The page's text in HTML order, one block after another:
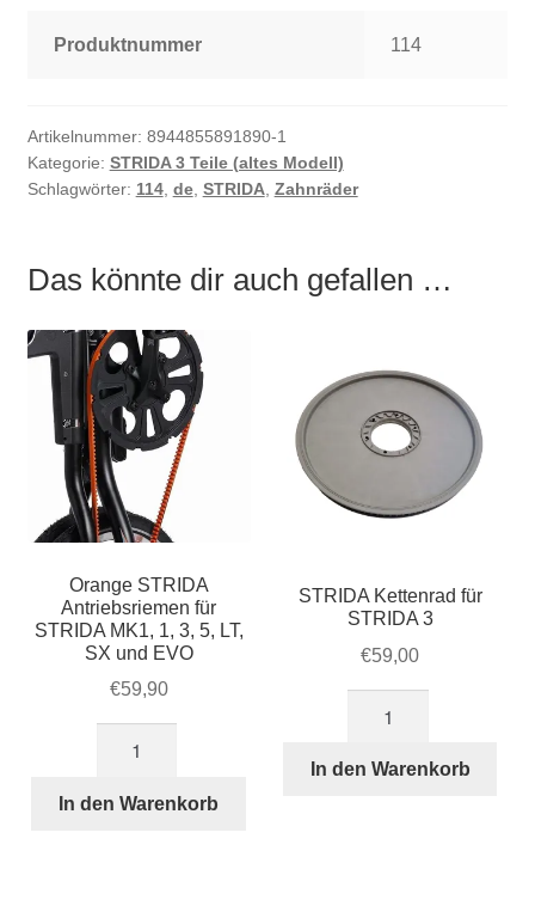
Produktnummer 114
Artikelnummer: 8944855891890-1
Kategorie: STRIDA 3 Teile (altes Modell)
Schlagwörter: 114, de, STRIDA, Zahnräder
Das könnte dir auch gefallen …
Orange STRIDA
Antriebsriemen für
STRIDA MK1, 1, 3, 5, LT,
SX und EVO
€59,90
Antriebsriemen
In den Warenkorb
STRIDA Kettenrad für
STRIDA 3
€59,00
für
In den Warenkorb